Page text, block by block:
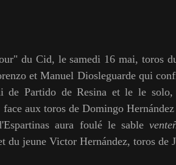
du Cid, le samedi 16 mai, toros
et Manuel Diosleguarde qui
de Partido de Resina et le le
aux toros de Domingo
aura foulé le sable
du jeune Victor Hernández, toros de